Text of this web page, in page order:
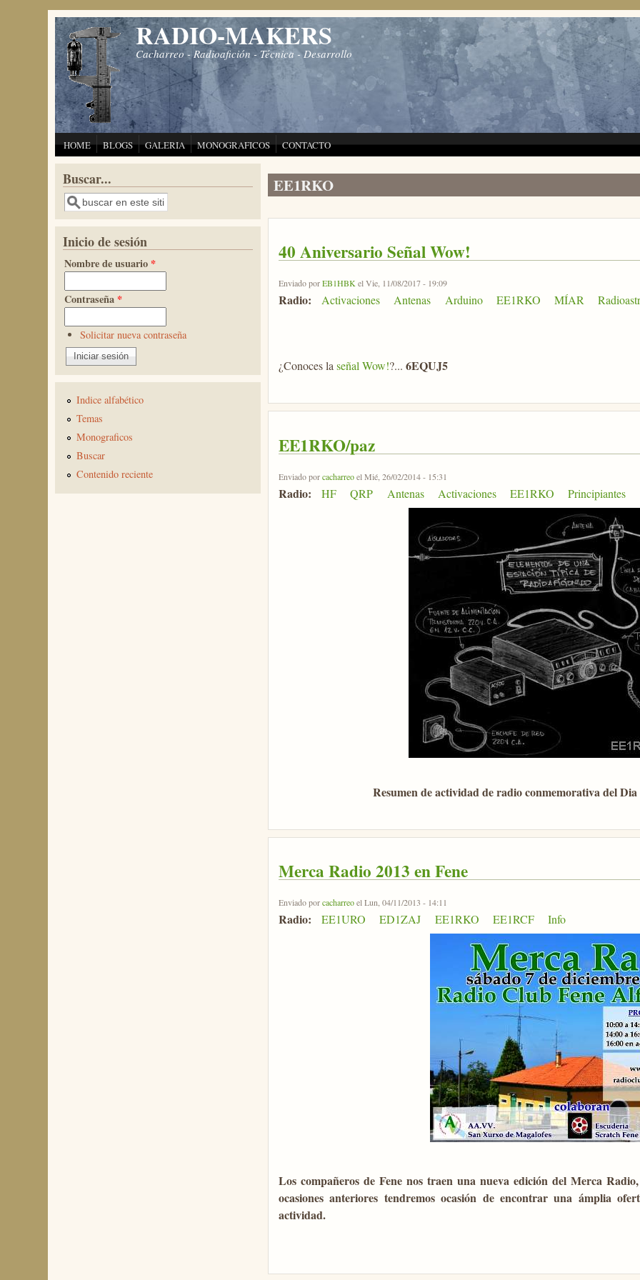
Pasar al contenido principal RADIO-MAKERS
Cacharreo - Radioafición - Técnica - Desarrollo
HOME BLOGS GALERIA MONOGRAFICOS CONTACTO
EE1RKO
40 Aniversario Señal Wow!
Enviado porEB1HBKel Vie, 11/08/2017 - 19:09
Radio: Activaciones Antenas Arduino EE1RKO MÍAR
¿Conoces laseñal Wow!?... 6EQUJ5
EE1RKO/paz
Enviado porcacharreoel Mié, 26/02/2014 - 15:31
Radio: HF QRP Antenas Activaciones EE1RKO Principiantes
Resumen de actividad de radio conmemorativa del Dia
Merca Radio 2013 en Fene
Enviado porcacharreoel Lun, 04/11/2013 - 14:11
Radio: EE1URO ED1ZAJ EE1RKO EE1RCF Info
Los compañeros de Fene nos traen una nueva edición del Merca
ocasiones anteriores tendremos ocasión de encontrar una ámplia
actividad.
Buscar...
Buscar
Inicio de sesión
Nombre de usuario *
Contraseña *
Solicitar nueva contraseña
Indice alfabético
Temas
Monograficos
Buscar
Contenido reciente